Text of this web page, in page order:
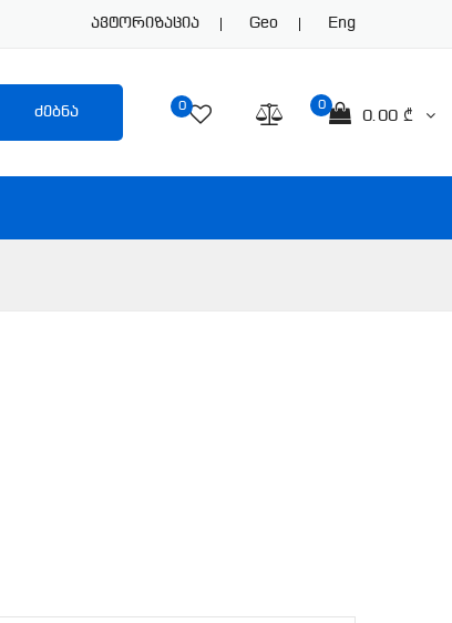
Ავტორიზაცია Geo Eng
ძებნა 0
0.00 ₾
0